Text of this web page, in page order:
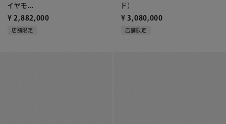
イヤモ...
¥ 2,882,000
店舗限定
ド）
¥ 3,080,000
店舗限定